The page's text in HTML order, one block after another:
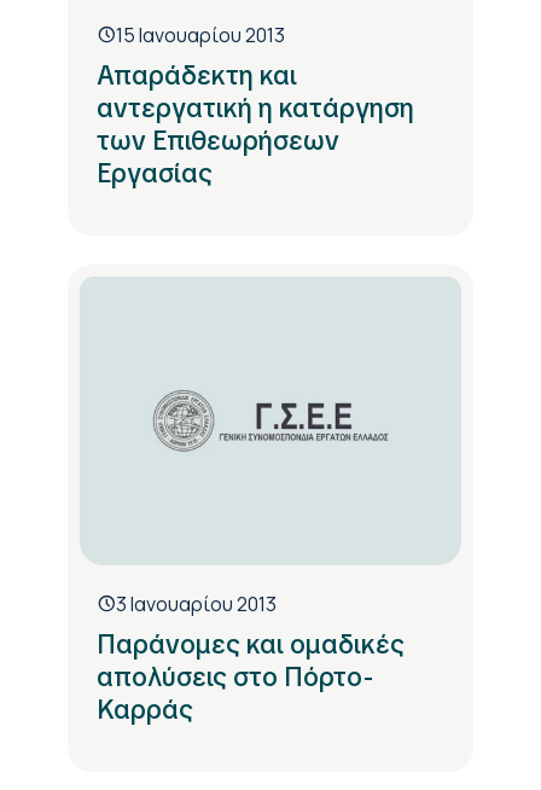
15 Ιανουαρίου 2013
Απαράδεκτη και
αντεργατική η κατάργηση
των Επιθεωρήσεων
Εργασίας
3 Ιανουαρίου 2013
Παράνομες και ομαδικές
απολύσεις στο Πόρτο-
Καρράς